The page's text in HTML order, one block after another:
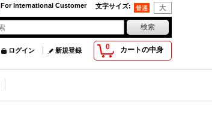
文字サイズ:
For International Customer
0 カートの中身
ログイン 新規登録